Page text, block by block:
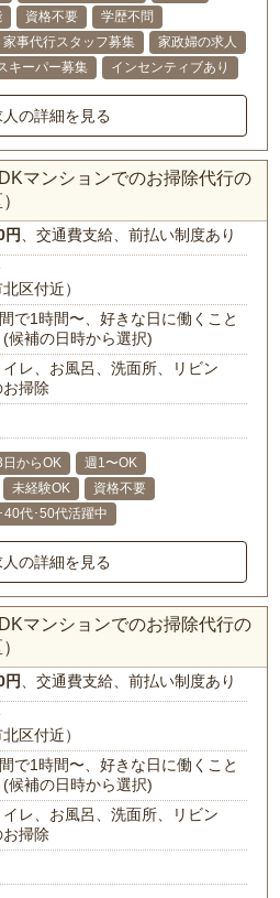
資格不要
学歴不問
家事代行スタッフ募集
家政婦の求人
キーパー募集 インセンティブあり
人の詳細を見る
マンションでのお掃除代行の
円 、交通費支給、前払い制度あり
区付近）
で1時間〜、好きな日に働くこと
候補の日時から選択)
レ、お風呂、洗面所、リビン
掃除
からOK
週1〜OK
未経験OK
資格不要
40代･50代活躍中
人の詳細を見る
マンションでのお掃除代行の
円 、交通費支給、前払い制度あり
区付近）
で1時間〜、好きな日に働くこと
候補の日時から選択)
レ、お風呂、洗面所、リビン
掃除